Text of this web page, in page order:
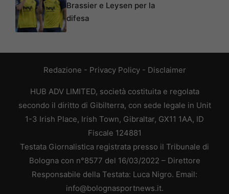
Brassier e Leysen per la
difesa
Redazione - Privacy Policy- Disclaimer
HUB ADV LIMITED, società costituita e regolata
secondo il diritto di Gibilterra, con sede legale in Unit
1-3 Irish Place, Irish Town, Gibraltar, GX11 1AA, ID
Fiscale 124881
Testata Giornalistica registrata presso il Tribunale di
Bologna con n°8577 del 16/03/2022 – Direttore
Responsabile della Testata: Luca Nigro. Email:
info@bolognasportnews.it.